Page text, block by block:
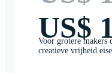
US$
Voor grotere makers
creatieve vrijheid